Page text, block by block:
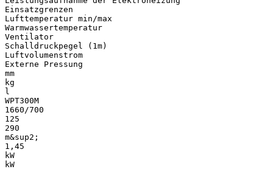
Einsatzgrenzen
Lufttemperatur min/max
Warmwassertemperatur
Ventilator
Schalldruckpegel (1m)
Luftvolumenstrom
Externe Pressung
mm
kg
l
WPT300M
1660/700
125
290
m&sup2;
1,45
kW
kW